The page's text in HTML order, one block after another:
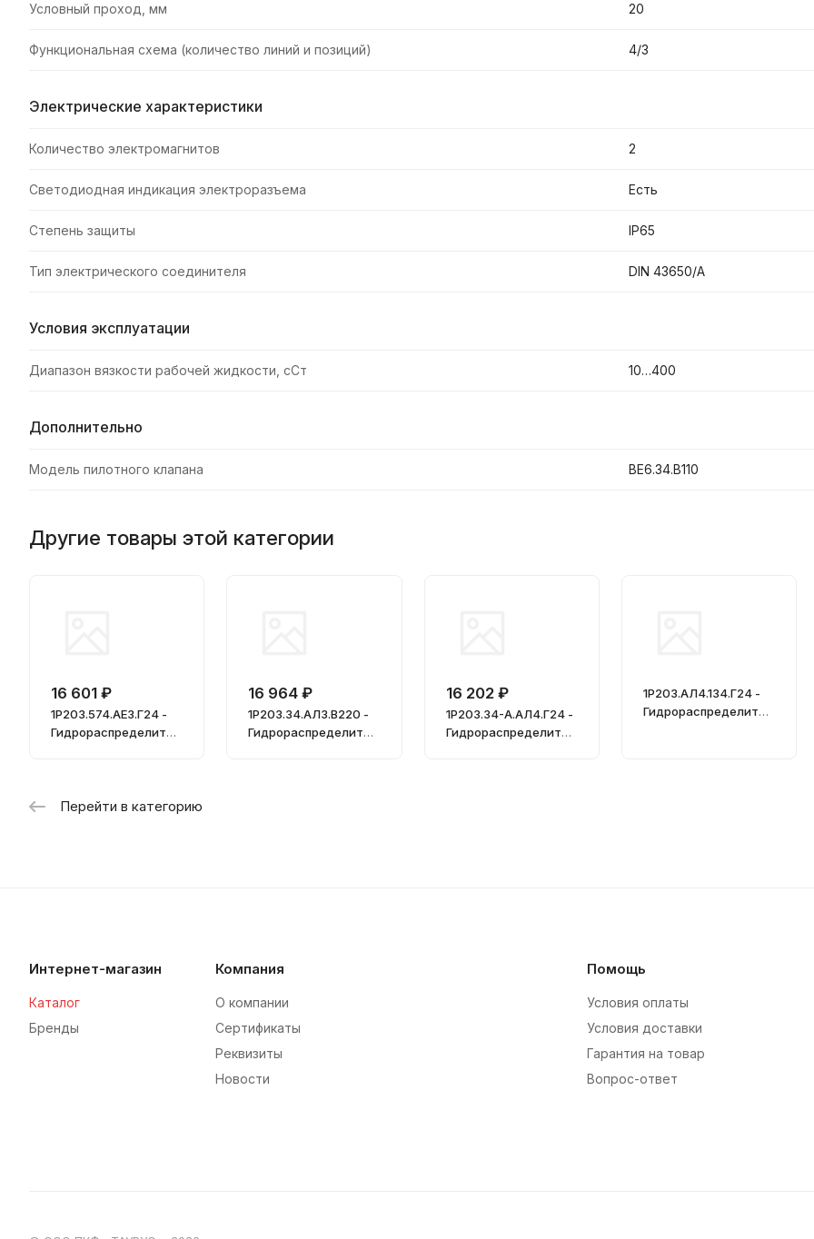
Условный проход, мм 20
Функциональная схема (количество линий и позиций) 4/3
Электрические характеристики
Количество электромагнитов 2
Светодиодная индикация электроразъема Есть
Степень защиты IP65
Тип электрического соединителя DIN 43650/A
Условия эксплуатации
Диапазон вязкости рабочей жидкости, сСт 10…400
Дополнительно
Модель пилотного клапана ВЕ6.34.В110
Другие товары этой категории
16 601 ₽
1Р203.574.АЕ3.Г24 -
Гидрораспределител
16 964 ₽
1Р203.34.АЛ3.В220 -
Гидрораспределител
16 202 ₽
1Р203.34-А.АЛ4.Г24 -
Гидрораспределител
1Р203.АЛ4.134.Г24 -
Гидрораспределител
Перейти в категорию
Интернет-магазин
Каталог
Бренды
Компания
О компании
Сертификаты
Реквизиты
Новости
Помощь
Условия оплаты
Условия доставки
Гарантия на товар
Вопрос-ответ